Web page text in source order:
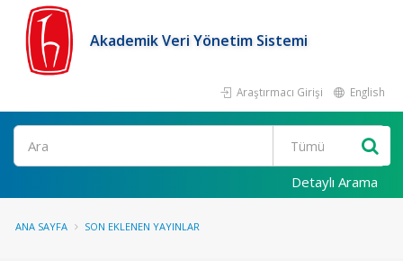
Akademik Veri Yönetim Sistemi
Araştırmacı Girişi English
Ara
Detaylı Arama
ANA SAYFA SON EKLENEN YAYINLAR